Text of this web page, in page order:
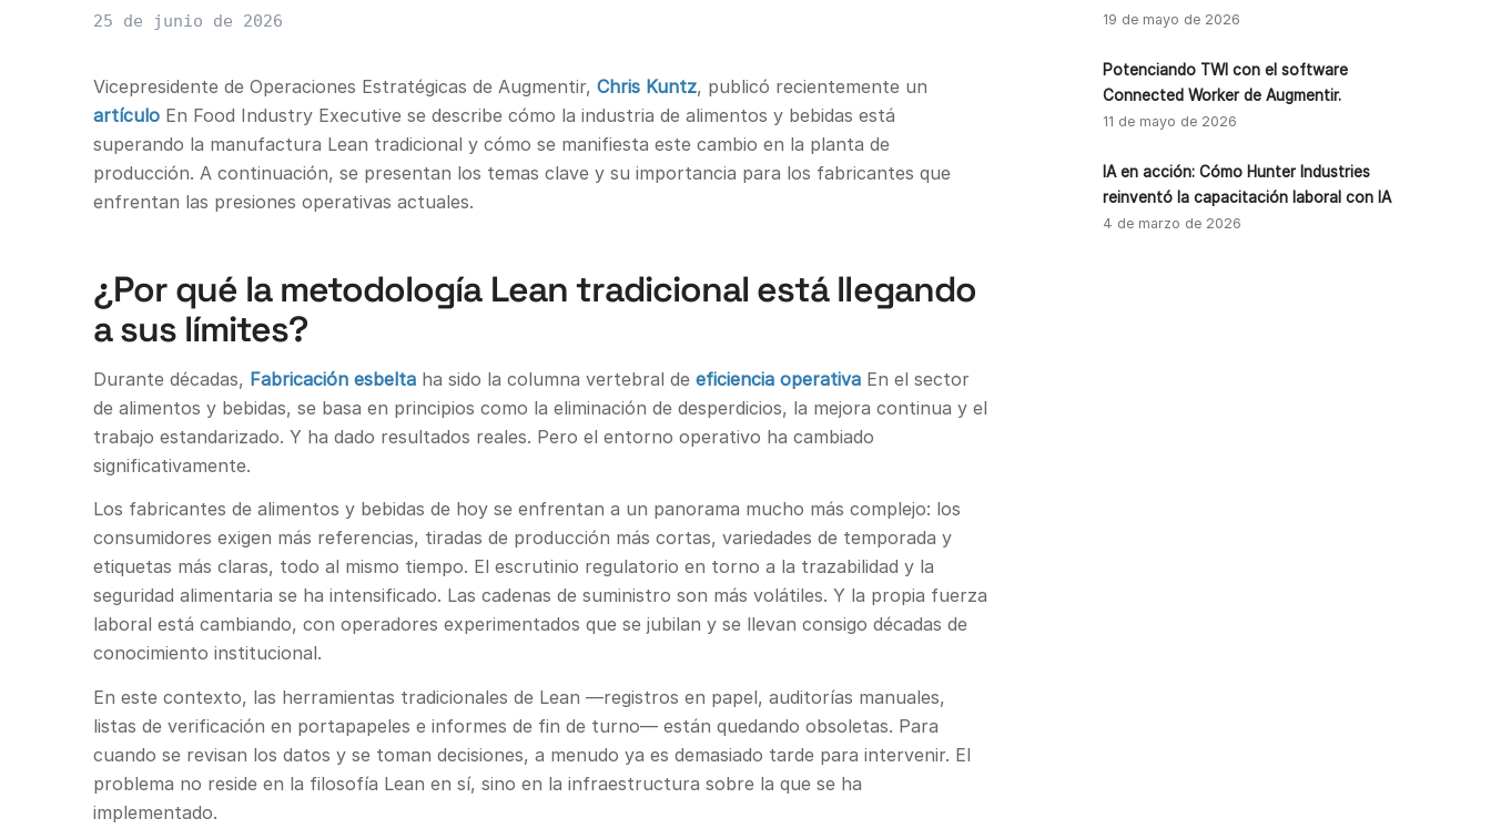
25 de junio de 2026
Vicepresidente de Operaciones Estratégicas de Augmentir, Chris Kuntz, publicó recientemente un
artículoEn Food Industry Executive se describe cómo la industria de alimentos y bebidas está
superando la manufactura Lean tradicional y cómo se manifiesta este cambio en la planta de
producción. A continuación, se presentan los temas clave y su importancia para los fabricantes que
enfrentan las presiones operativas actuales.
¿Por qué la metodología Lean tradicional está llegando
a sus límites?
Durante décadas, Fabricación esbeltaha sido la columna vertebral de eficiencia operativaEn el sector
de alimentos y bebidas, se basa en principios como la eliminación de desperdicios, la mejora continua y el
trabajo estandarizado. Y ha dado resultados reales. Pero el entorno operativo ha cambiado
significativamente.
Los fabricantes de alimentos y bebidas de hoy se enfrentan a un panorama mucho más complejo: los
consumidores exigen más referencias, tiradas de producción más cortas, variedades de temporada y
etiquetas más claras, todo al mismo tiempo. El escrutinio regulatorio en torno a la trazabilidad y la
seguridad alimentaria se ha intensificado. Las cadenas de suministro son más volátiles. Y la propia fuerza
laboral está cambiando, con operadores experimentados que se jubilan y se llevan consigo décadas de
conocimiento institucional.
En este contexto, las herramientas tradicionales de Lean —registros en papel, auditorías manuales,
listas de verificación en portapapeles e informes de fin de turno— están quedando obsoletas. Para
cuando se revisan los datos y se toman decisiones, a menudo ya es demasiado tarde para intervenir. El
problema no reside en la filosofía Lean en sí, sino en la infraestructura sobre la que se ha
implementado.
19 de mayo de 2026
Potenciando TWI con el software
Connected Worker de Augmentir.
11 de mayo de 2026
IA en acción: Cómo Hunter Industries
reinventó la capacitación laboral con IA
4 de marzo de 2026